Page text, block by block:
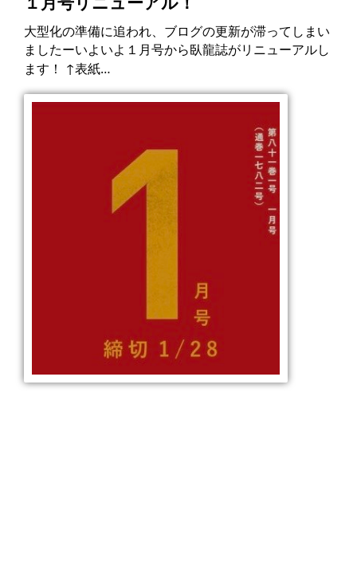
大型化の準備に追われ、ブログの更新が滞ってしまい
ましたーいよいよ１月号から臥龍誌がリニューアルし
ます！ ↑表紙…